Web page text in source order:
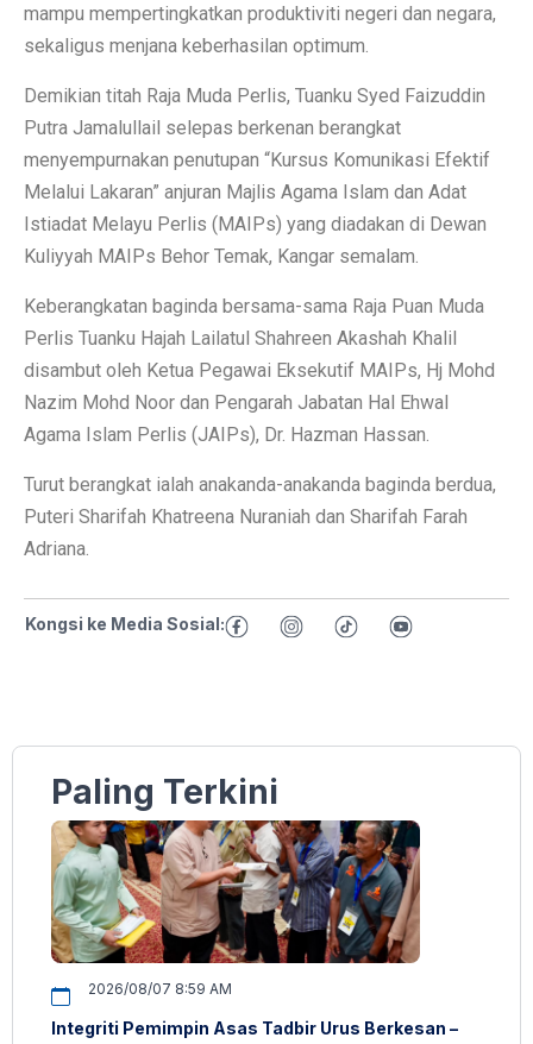
mampu mempertingkatkan produktiviti negeri dan negara,
sekaligus menjana keberhasilan optimum.
Demikian titah Raja Muda Perlis, Tuanku Syed Faizuddin
Putra Jamalullail selepas berkenan berangkat
menyempurnakan penutupan “Kursus Komunikasi Efektif
Melalui Lakaran” anjuran Majlis Agama Islam dan Adat
Istiadat Melayu Perlis (MAIPs) yang diadakan di Dewan
Kuliyyah MAIPs Behor Temak, Kangar semalam.
Keberangkatan baginda bersama-sama Raja Puan Muda
Perlis Tuanku Hajah Lailatul Shahreen Akashah Khalil
disambut oleh Ketua Pegawai Eksekutif MAIPs, Hj Mohd
Nazim Mohd Noor dan Pengarah Jabatan Hal Ehwal
Agama Islam Perlis (JAIPs), Dr. Hazman Hassan.
Turut berangkat ialah anakanda-anakanda baginda berdua,
Puteri Sharifah Khatreena Nuraniah dan Sharifah Farah
Adriana.
Kongsi ke Media Sosial:
Paling Terkini
2026/08/07 8:59 AM
Integriti Pemimpin Asas Tadbir Urus Berkesan –